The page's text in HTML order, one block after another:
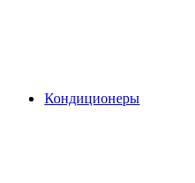
Кондиционеры